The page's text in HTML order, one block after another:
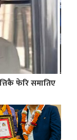
फेरि समातिए